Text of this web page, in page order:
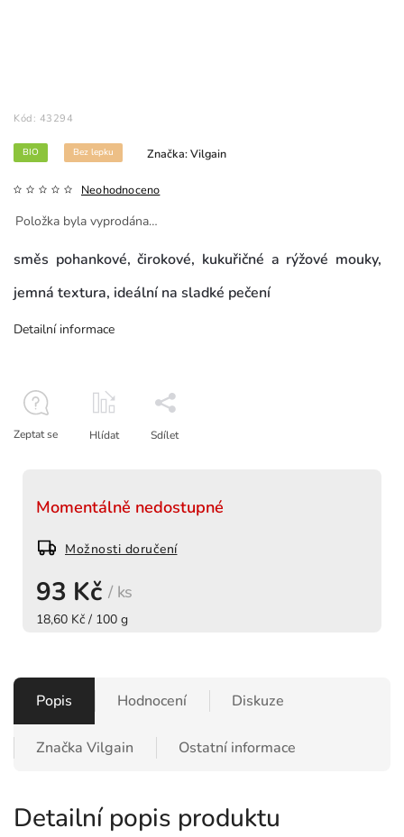
Kód: 43294
BIO Bez lepku
Neohodnoceno
Značka:Vilgain
93 Kč/ ks
18,60 Kč / 100 g
Momentálně nedostupné
Možnosti doručení
Položka byla vyprodána…
směs pohankové, čirokové, kukuřičné a rýžové mouky,
jemná textura, ideální na sladké pečení
Detailní informace
Zeptat se Hlídat Sdílet
Popis Hodnocení Diskuze
Značka Vilgain Ostatní informace
Detailní popis produktu